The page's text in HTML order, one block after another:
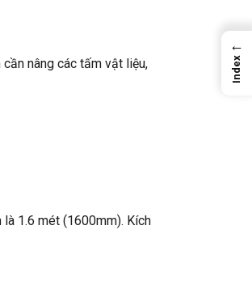
nâng các tấm vật liệu,
1.6 mét (1600mm). Kích
←
Index